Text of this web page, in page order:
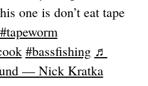
one is don’t eat tape
#tapeworm
#bassfishing ♬
— Nick Kratka